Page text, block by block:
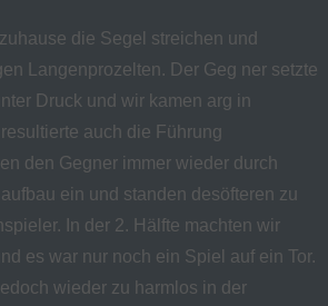
die Segel streichen und
Langenprozelten. Der Geg ner setzte
Druck und wir kamen arg in
auch die Führung
den Gegner immer wieder durch
ein und standen desöfteren zu
In der 2. Hälfte machten wir
es war nur noch ein Spiel auf ein Tor.
wieder zu harmlos in der